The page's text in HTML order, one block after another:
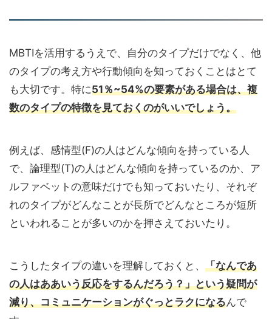
MBTIを活用するうえで、自分のタイプだけでなく、他
のタイプの考え方や行動傾向を知っておくことはとて
も大切です。特に51％~54%の要素がある場合は、複
数のタイプの特徴を見ておくのがいいでしょう。
例えば、感情型(F)の人はどんな傾向を持っている人
で、論理型(T)の人はどんな傾向を持っているのか、ア
ルファベットの意味だけでも知っておいたり、それぞ
れのタイプがどんなことが長所でどんなところが短所
といわれることが多いのかを押さえておいたり。
こうしたタイプの違いを理解しておくと、 「なんであ
の人はああいう反応をするんだろう？」という疑問が
減り、コミュニケーションがぐっとラクになるんで